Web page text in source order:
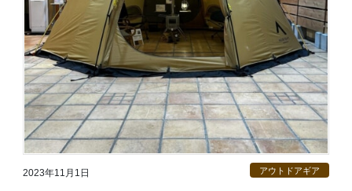
2023年11月1日 アウトドアギア